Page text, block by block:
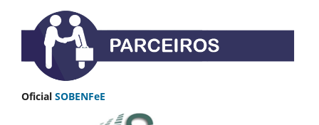
Oficial SOBENFeE